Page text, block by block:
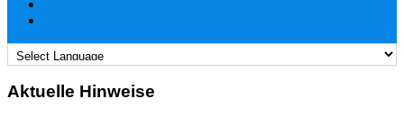
Aktuelle Hinweise